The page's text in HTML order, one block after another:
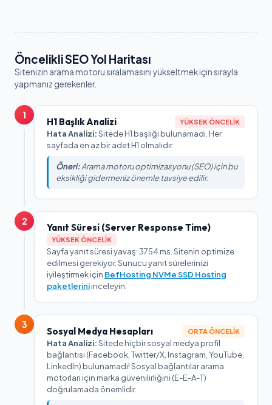
Öncelikli SEO Yol Haritası
Sitenizin arama motoru sıralamasını yükseltmek için sırayla
yapmanız gerekenler.
1
H1 Başlık Analizi YÜKSEK ÖNCELIK
Hata Analizi:Sitede H1 başlığı bulunamadı. Her
sayfada en az bir adet H1 olmalıdır.
Öneri:Arama motoru optimizasyonu (SEO) için bu
eksikliği gidermeniz önemle tavsiye edilir.
2
Yanıt Süresi (Server Response Time)
YÜKSEK ÖNCELIK
Sayfa yanıt süresi yavaş: 3754 ms. Sitenin optimize
edilmesi gerekiyor. Sunucu yanıt sürelerinizi
iyileştirmek için BefHosting NVMe SSD Hosting
paketleriniinceleyin.
3
Sosyal Medya Hesapları ORTA ÖNCELIK
Hata Analizi:Sitede hiçbir sosyal medya profil
bağlantısı (Facebook, Twitter/X, Instagram, YouTube,
LinkedIn) bulunamadı! Sosyal bağlantılar arama
motorları için marka güvenilirliğini (E-E-A-T)
doğrulamada önemlidir.